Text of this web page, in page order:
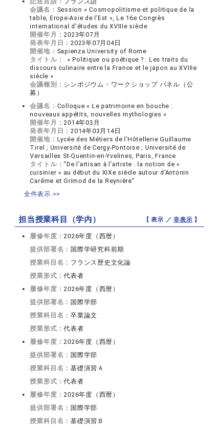
会議名： Session « Cosmopolitisme et politique de la
table, Erope-Asie de l’Est », Le 16e Congrès
international d'études du XVIIIe siècle
開催年月：2023年07月
発表年月日：2023年07月04日
開催地： Sapienza University of Rome
タイトル： . « Politique ou poétique ? : Les traits du
discours culinaire entre la France et le japon au XVIIIe
siècle »
会議種別： シンポジウム・ワークショップ パネル（公
募）
会議名： Colloque « Le patrimoine en bouche :
nouveaux appétits, nouvelles mythologies »
開催年月：2014年03月
発表年月日：2014年03月14日
開催地： Lycée des Métiers de l’Hôtellerie Guillaume
Tirel ; Université de Cergy-Pontoise ; Université de
Versailles St-Quentin-en-Yvelines, Paris, France
タイトル：“De l’artisan à l’artiste : la notion de «
cuisinier » au début du XIXe siècle autour d’Antonin
Carême et Grimod de la Reynière”
全件表示 >>
担当授業科目（学内） 【 表示 ／非表示 】
履修年度：2026年度（西暦）
提供部署名： 国際学研究科前期
授業科目名： フランス歴史文化論
授業形式：代表者
履修年度：2026年度（西暦）
提供部署名： 国際学部
授業科目名：卒業論文
授業形式：代表者
履修年度：2026年度（西暦）
提供部署名： 国際学部
授業科目名：基礎演習Ａ
授業形式：代表者
履修年度：2026年度（西暦）
提供部署名： 国際学部
授業科目名：基礎演習Ｂ